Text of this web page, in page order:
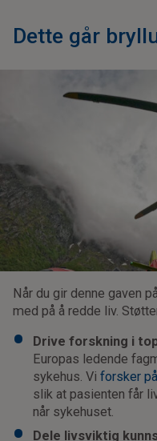
Dette går
Når du gir denne gaven
med på å redde liv.
Drive forskning i
Europas ledende
sykehus. Vi forsker
slik at pasienten får
når sykehuset.
Dele livsviktig